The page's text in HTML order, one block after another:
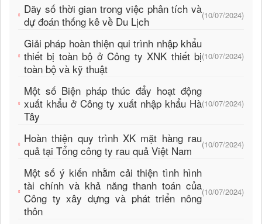
Dãy số thời gian trong việc phân tích và
dự đoán thống kê về Du Lịch
(10/07/2024)
Giải pháp hoàn thiện qui trình nhập khẩu
thiết bị toàn bộ ở Công ty XNK thiết bị
toàn bộ và kỹ thuật
(10/07/2024)
Một số Biện pháp thúc đẩy hoạt động
xuất khẩu ở Công ty xuất nhập khẩu Hà
Tây
(10/07/2024)
Hoàn thiện quy trình XK mặt hàng rau
quả tại Tổng công ty rau quả Việt Nam
(10/07/2024)
Một số ý kiến nhằm cải thiện tình hình
tài chính và khả năng thanh toán của
Công ty xây dựng và phát triển nông
thôn
(10/07/2024)